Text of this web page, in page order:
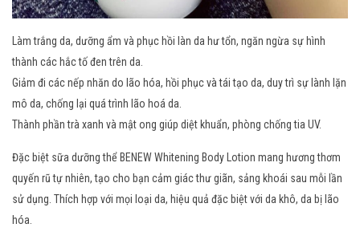
Làm trắng da, dưỡng ẩm và phục hồi làn da hư tổn, ngăn ngừa sự hình
thành các hắc tố đen trên da.
Giảm đi các nếp nhăn do lão hóa, hồi phục và tái tạo da, duy trì sự lành lặn
mô da, chống lại quá trình lão hoá da.
Thành phần trà xanh và mật ong giúp diệt khuẩn, phòng chống tia UV.
Đặc biệt sữa dưỡng thể BENEW Whitening Body Lotion mang hương thơm
quyến rũ tự nhiên, tạo cho bạn cảm giác thư giãn, sảng khoái sau mỗi lần
sử dụng. Thích hợp với mọi loại da, hiệu quả đặc biệt với da khô, da bị lão
hóa.